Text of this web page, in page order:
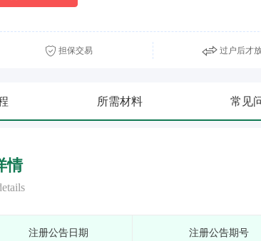
担保交易 过户后才
所需材料 常见
情
注册公告日期 注册公告期号